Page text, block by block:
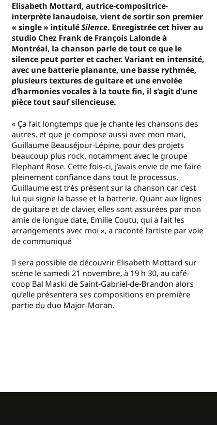
Elisabeth Mottard, autrice-compositrice-
interprète lanaudoise, vient de sortir son premier
« single » intituléSilence. Enregistrée cet hiver au
studio Chez Frank de François Lalonde à
Montréal, la chanson parle de tout ce que le
silence peut porter et cacher. Variant en intensité,
avec une batterie planante, une basse rythmée,
plusieurs textures de guitare et une envolée
d’harmonies vocales à la toute fin, il s’agit d’une
pièce tout sauf silencieuse.
« Ça fait longtemps que je chante les chansons des
autres, et que je compose aussi avec mon mari,
Guillaume Beauséjour-Lépine, pour des projets
beaucoup plus rock, notamment avec le groupe
Elephant Rose. Cette fois-ci, j’avais envie de me faire
pleinement confiance dans tout le processus.
Guillaume est très présent sur la chanson car c’est
lui qui signe la basse et la batterie. Quant aux lignes
de guitare et de clavier, elles sont assurées par mon
amie de longue date, Emilie Coutu, qui a fait les
arrangements avec moi », a raconté l’artiste par voie
de communiqué
Il sera possible de découvrir Elisabeth Mottard sur
scène le samedi 21 novembre, à 19 h 30, au café-
coop Bal Maski de Saint-Gabriel-de-Brandon alors
qu’elle présentera ses compositions en première
partie du duo Major-Moran.